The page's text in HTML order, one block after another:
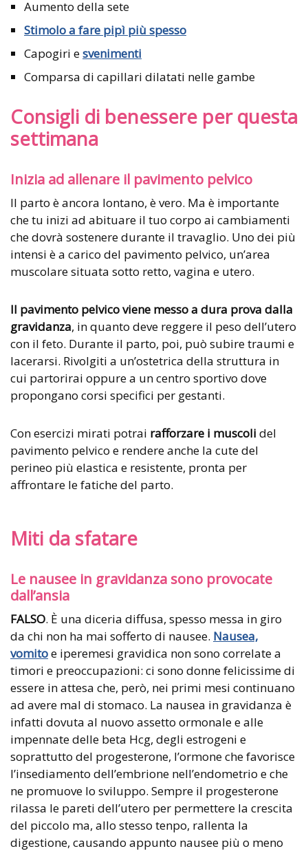
Aumento della sete
Stimolo a fare pipì più spesso
Capogiri esvenimenti
Comparsa di capillari dilatati nelle gambe
Consigli di benessere per questa
settimana
Inizia ad allenare il pavimento pelvico
Il parto è ancora lontano, è vero. Ma è importante
che tu inizi ad abituare il tuo corpo ai cambiamenti
che dovrà sostenere durante il travaglio. Uno dei più
intensi è a carico del pavimento pelvico, un’area
muscolare situata sotto retto, vagina e utero.
Il pavimento pelvico viene messo a dura prova dalla
gravidanza, in quanto deve reggere il peso dell’utero
con il feto. Durante il parto, poi, può subire traumi e
lacerarsi. Rivolgiti a un’ostetrica della struttura in
cui partorirai oppure a un centro sportivo dove
propongano corsi specifici per gestanti.
Con esercizi mirati potrai rafforzare i muscoli del
pavimento pelvico e rendere anche la cute del
perineo più elastica e resistente, pronta per
affrontare le fatiche del parto.
Miti da sfatare
Le nausee in gravidanza sono provocate
dall’ansia
FALSO. È una diceria diffusa, spesso messa in giro
da chi non ha mai sofferto di nausee. Nausea,
vomitoe iperemesi gravidica non sono correlate a
timori e preoccupazioni: ci sono donne felicissime di
essere in attesa che, però, nei primi mesi continuano
ad avere mal di stomaco. La nausea in gravidanza è
infatti dovuta al nuovo assetto ormonale e alle
impennate delle beta Hcg, degli estrogeni e
soprattutto del progesterone, l’ormone che favorisce
l’insediamento dell’embrione nell’endometrio e che
ne promuove lo sviluppo. Sempre il progesterone
rilassa le pareti dell’utero per permettere la crescita
del piccolo ma, allo stesso tenpo, rallenta la
digestione, causando appunto nausee più o meno